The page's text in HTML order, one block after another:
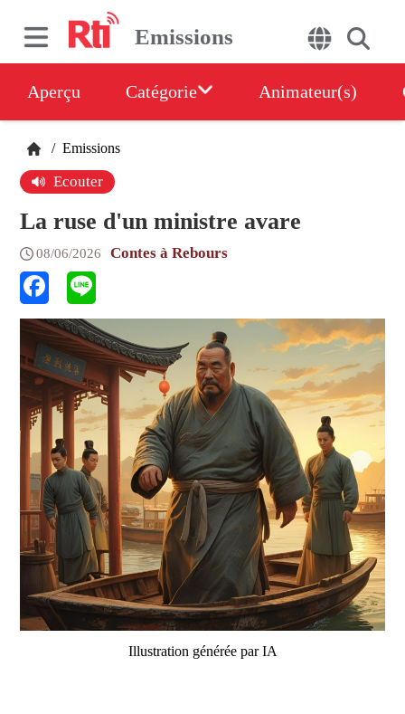
Emissions
Aperçu Catégorie Animateur(s)
/ Emissions
Ecouter
La ruse d'un ministre avare
08/06/2026 Contes à Rebours
Illustration générée par IA